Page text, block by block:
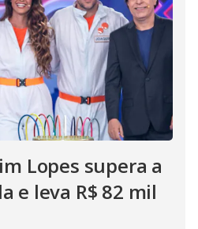
Lopes supera a
e leva R$ 82 mil